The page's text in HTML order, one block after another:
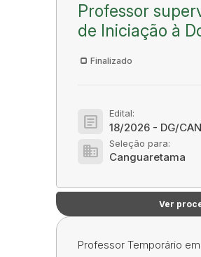
Professor
de Iniciação à
Finalizado
article Edital:
18/2026 - DG/
domain Seleção para:
Canguaretama
Ver
Professor Temporário